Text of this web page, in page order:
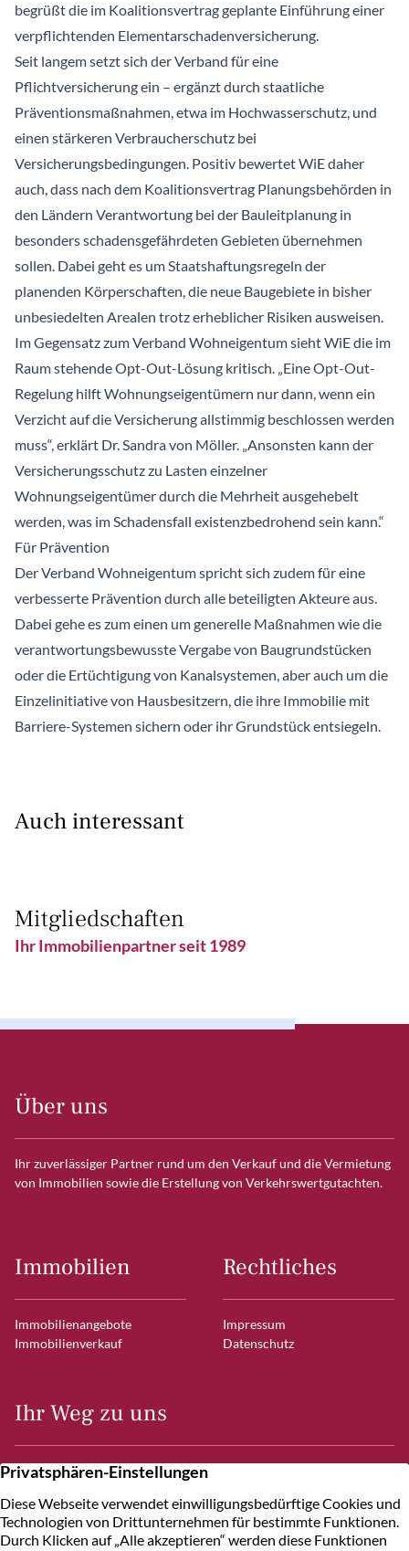
begrüßt die im Koalitionsvertrag geplante Einführung einer
verpflichtenden Elementarschadenversicherung.
Seit langem setzt sich der Verband für eine
Pflichtversicherung ein – ergänzt durch staatliche
Präventionsmaßnahmen, etwa im Hochwasserschutz, und
einen stärkeren Verbraucherschutz bei
Versicherungsbedingungen. Positiv bewertet WiE daher
auch, dass nach dem Koalitionsvertrag Planungsbehörden in
den Ländern Verantwortung bei der Bauleitplanung in
besonders schadensgefährdeten Gebieten übernehmen
sollen. Dabei geht es um Staatshaftungsregeln der
planenden Körperschaften, die neue Baugebiete in bisher
unbesiedelten Arealen trotz erheblicher Risiken ausweisen.
Im Gegensatz zum Verband Wohneigentum sieht WiE die im
Raum stehende Opt-Out-Lösung kritisch. „Eine Opt-Out-
Regelung hilft Wohnungseigentümern nur dann, wenn ein
Verzicht auf die Versicherung allstimmig beschlossen werden
muss“, erklärt Dr. Sandra von Möller. „Ansonsten kann der
Versicherungsschutz zu Lasten einzelner
Wohnungseigentümer durch die Mehrheit ausgehebelt
werden, was im Schadensfall existenzbedrohend sein kann.“
Für Prävention
Der Verband Wohneigentum spricht sich zudem für eine
verbesserte Prävention durch alle beteiligten Akteure aus.
Dabei gehe es zum einen um generelle Maßnahmen wie die
verantwortungsbewusste Vergabe von Baugrundstücken
oder die Ertüchtigung von Kanalsystemen, aber auch um die
Einzelinitiative von Hausbesitzern, die ihre Immobilie mit
Barriere-Systemen sichern oder ihr Grundstück entsiegeln.
Auch interessant
Mitgliedschaften
Ihr Immobilienpartner seit 1989
Über uns
Ihr zuverlässiger Partner rund um den Verkauf und die Vermietung
von Immobilien sowie die Erstellung von Verkehrswertgutachten.
Immobilien
Immobilienangebote
Immobilienverkauf
Rechtliches
Impressum
Datenschutz
Ihr Weg zu uns
Frahmredder 7